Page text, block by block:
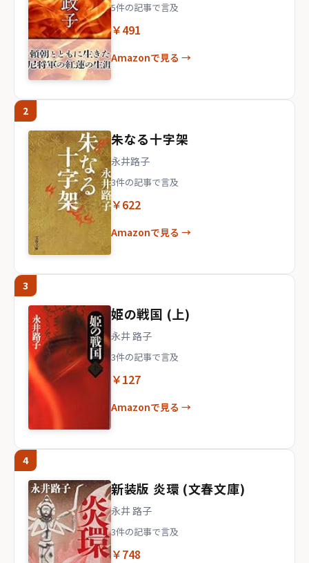
5件の記事で言及
￥491
Amazonで見る →
2
朱なる十字架
永井路子
3件の記事で言及
￥622
Amazonで見る →
3
姫の戦国 (上)
永井 路子
3件の記事で言及
￥127
Amazonで見る →
4
新装版 炎環 (文春文庫)
永井 路子
3件の記事で言及
￥748